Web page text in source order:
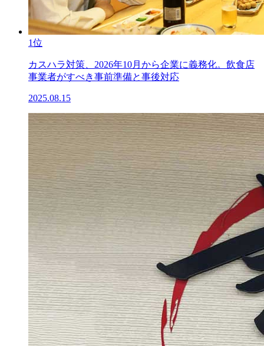
1位
カスハラ対策、2026年10月から企業に義務化。飲食店
事業者がすべき事前準備と事後対応
2025.08.15